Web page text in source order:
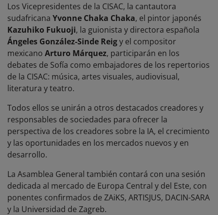
Los Vicepresidentes de la CISAC, la cantautora
sudafricana Yvonne Chaka Chaka, el pintor japonés
Kazuhiko Fukuoji, la guionista y directora española
Ángeles González-Sinde Reigy el compositor
mexicano Arturo Márquez, participarán en los
debates de Sofía como embajadores de los repertorios
de la CISAC: música, artes visuales, audiovisual,
literatura y teatro.
Todos ellos se unirán a otros destacados creadores y
responsables de sociedades para ofrecer la
perspectiva de los creadores sobre la IA, el crecimiento
y las oportunidades en los mercados nuevos y en
desarrollo.
La Asamblea General también contará con una sesión
dedicada al mercado de Europa Central y del Este, con
ponentes confirmados de ZAiKS, ARTISJUS, DACIN-SARA
y la Universidad de Zagreb.